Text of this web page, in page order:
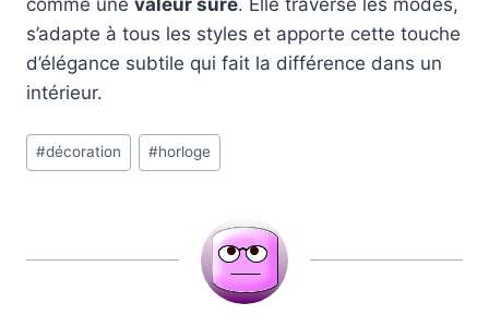
s’adapte à tous les styles et apporte cette touche
d’élégance subtile qui fait la différence dans un
intérieur.
Étiquettes
de
#décoration #horloge